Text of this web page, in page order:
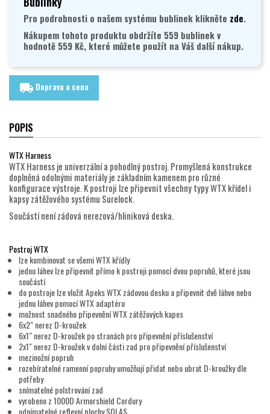
Pro podrobnosti o našem systému bublinek klikněte zde.
Nákupem tohoto produktu obdržíte 559 bublinek v
hodnotě 559 Kč, které můžete použít na Váš další nákup.
local_shipping Doprava a cena
POPIS
WTX Harness
WTX Harness je univerzální a pohodlný postroj. Promyšlená konstrukce
doplněná odolnými materiály je základním kamenem pro různé
konfigurace výstroje. K postroji lze připevnit všechny typy WTX křídel i
kapsy zátěžového systému Surelock.
Součástí není zádová nerezová/hliniková deska.
Postroj WTX
lze kombinovat se všemi WTX křídly
jednu láhev lze připevnit přímo k postroji pomocí dvou popruhů, které jsou
součástí
do postroje lze vložit Apeks WTX zádovou desku a připevnit dvě láhve nebo
jednu láhev pomocí WTX adaptéru
možnost snadného připevnění WTX zátěžových kapes
6x2" nerez D-kroužek
6x1" nerez D-kroužek po stranách pro připevnění příslušenství
2x1" nerez D-kroužek v dolní části zad pro připevnění příslušenství
mezinožní popruh
rozebíratelné ramenní popruhy umožňují přidat nebo ubrat D-kroužky dle
potřeby
snímatelné polstrování zad
vyrobeno z 1000D Armorshield Cordury
odnímatelné reflexní plochy SOLAS